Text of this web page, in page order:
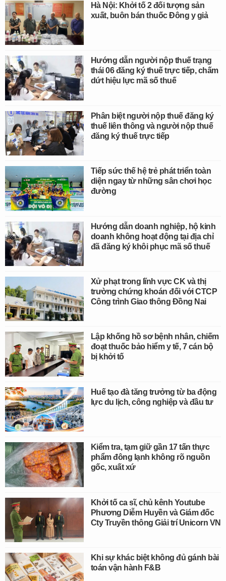
Hà Nội: Khởi tố 2 đối tượng sản
xuất, buôn bán thuốc Đông y giả
Hướng dẫn người nộp thuế trạng
thái 06 đăng ký thuế trực tiếp, chấm
dứt hiệu lực mã số thuế
Phân biệt người nộp thuế đăng ký
thuế liên thông và người nộp thuế
đăng ký thuế trực tiếp
Tiếp sức thế hệ trẻ phát triển toàn
diện ngay từ những sân chơi học
đường
Hướng dẫn doanh nghiệp, hộ kinh
doanh không hoạt động tại địa chỉ
đã đăng ký khôi phục mã số thuế
Xử phạt trong lĩnh vực CK và thị
trường chứng khoán đối với CTCP
Công trình Giao thông Đồng Nai
Lập khống hồ sơ bệnh nhân, chiếm
đoạt thuốc bảo hiểm y tế, 7 cán bộ
bị khởi tố
Huế tạo đà tăng trưởng từ ba động
lực du lịch, công nghiệp và đầu tư
Kiểm tra, tạm giữ gần 17 tấn thực
phẩm đông lạnh không rõ nguồn
gốc, xuất xứ
Khởi tố ca sĩ, chủ kênh Youtube
Phương Diễm Huyền và Giám đốc
Cty Truyền thông Giải trí Unicorn VN
Khi sự khác biệt không đủ gánh bài
toán vận hành F&B